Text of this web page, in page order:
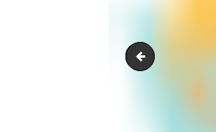
slides_32.jpg